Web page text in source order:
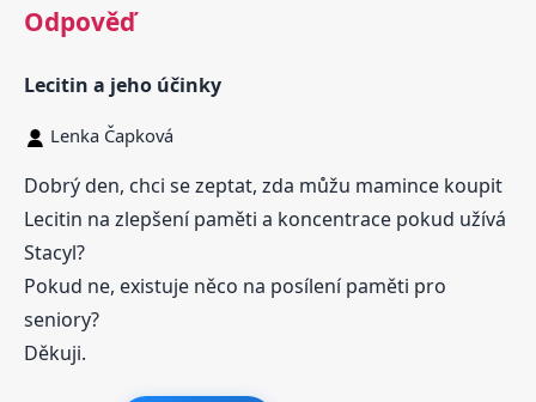
Odpověď
Lecitin a jeho účinky
Lenka Čapková
Dobrý den, chci se zeptat, zda můžu mamince koupit
Lecitin na zlepšení paměti a koncentrace pokud užívá
Stacyl?
Pokud ne, existuje něco na posílení paměti pro
seniory?
Děkuji.